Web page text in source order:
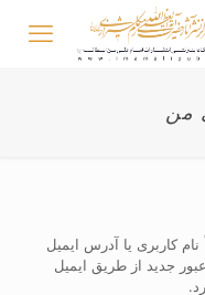
من
کاربری یا آدرس ایمیل
جدید از طریق ایمیل